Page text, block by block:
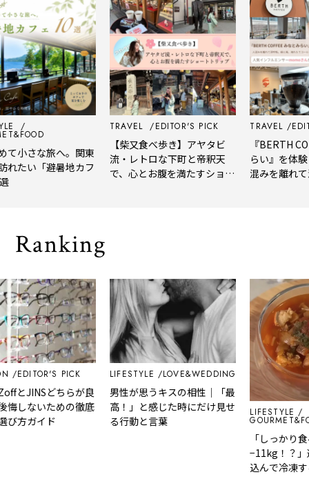
な旅へ。関東
「避暑地カフ
TRAVEL EDITOR'S PICK
【柴又食べ歩き】アヤタビ
流・レトロな下町と帝釈天
で、心とお腹を満たすショー
TRAVEL EDITOR'S
『BERTH
らい』を体験レビ
混みを離れて深呼
Ranking
PICK
どちらが良
いための徹底
イド
LIFESTYLE LOVE&WEDDING
男性が思うキスの相性｜「最
高！」と感じた時にだけ見せ
る行動と言葉
LIFESTYLE
GOURMET&FOOD
「しっかり食べて
−11kg！？」週末
込んで冷凍するだ